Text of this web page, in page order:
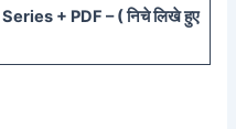
+ PDF – (निचे लिखे हुए